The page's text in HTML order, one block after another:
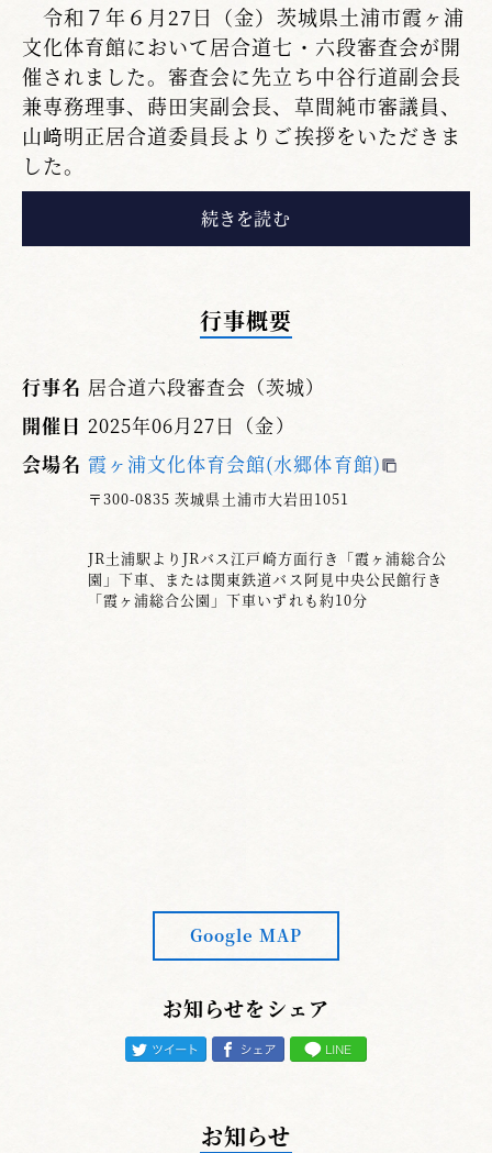
令和７年６月27日（金）茨城県土浦市霞ヶ浦
文化体育館において居合道七・六段審査会が開
催されました。審査会に先立ち中谷行道副会長
兼専務理事、蒔田実副会長、草間純市審議員、
山﨑明正居合道委員長よりご挨拶をいただきま
した。
審査員研修として草間審議員より審査員の心
構えと遵守事項の訓示がありました。当日の指
目、六本目、八本目、十本目でした。
の審判・審査上の着眼点に加え、六段以上は理
合・風格および品位が問われます。以下に審査
を通して各技で特に気になった点を述べます。
【一本目（前）】鞘放れ寸前は刃が水平になる
こと、切り下ろす際は左手をかけながら右足を
同時に切り下ろすことを意識してください。
みかえて後方の敵に向き直ると同時に、右足を
踏み込んで切り下ろすことや、振りかぶりは身
幅内で行うことを意識してください。
【八本目（顔面当て）】左手で強く柄頭で敵の
顔面を捉えることが重要であり、右手が強いと
後ろの敵に向き直ることを意識してください。
行事概要
行事名 居合道六段審査会（茨城）
開催日 2025年06月27日（金）
会場名 霞ヶ浦文化体育会館(水郷体育館)
〒300-0835 茨城県土浦市大岩田1051
JR土浦駅よりJRバス江戸崎方面行き「霞ヶ浦総合公
園」下車、または関東鉄道バス阿見中央公民館行き
「霞ヶ浦総合公園」下車いずれも約10分
Google MAP
お知らせをシェア
お知らせ